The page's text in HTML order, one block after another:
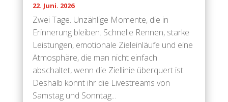
22. Juni. 2026
Zwei Tage. Unzählige Momente, die in
Erinnerung bleiben. Schnelle Rennen, starke
Leistungen, emotionale Zieleinläufe und eine
Atmosphäre, die man nicht einfach
abschaltet, wenn die Ziellinie überquert ist.
Deshalb könnt ihr die Livestreams von
Samstag und Sonntag...